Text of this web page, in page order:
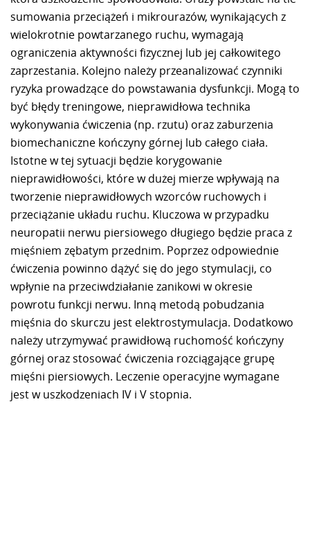
sumowania przeciążeń i mikrourazów, wynikających z
wielokrotnie powtarzanego ruchu, wymagają
ograniczenia aktywności fizycznej lub jej całkowitego
zaprzestania. Kolejno należy przeanalizować czynniki
ryzyka prowadzące do powstawania dysfunkcji. Mogą to
być błędy treningowe, nieprawidłowa technika
wykonywania ćwiczenia (np. rzutu) oraz zaburzenia
biomechaniczne kończyny górnej lub całego ciała.
Istotne w tej sytuacji będzie korygowanie
nieprawidłowości, które w dużej mierze wpływają na
tworzenie nieprawidłowych wzorców ruchowych i
przeciążanie układu ruchu. Kluczowa w przypadku
neuropatii nerwu piersiowego długiego będzie praca z
mięśniem zębatym przednim. Poprzez odpowiednie
ćwiczenia powinno dążyć się do jego stymulacji, co
wpłynie na przeciwdziałanie zanikowi w okresie
powrotu funkcji nerwu. Inną metodą pobudzania
mięśnia do skurczu jest elektrostymulacja. Dodatkowo
należy utrzymywać prawidłową ruchomość kończyny
górnej oraz stosować ćwiczenia rozciągające grupę
mięśni piersiowych. Leczenie operacyjne wymagane
jest w uszkodzeniach IV i V stopnia.